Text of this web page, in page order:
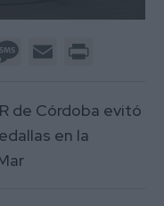
Message
Email
de Córdoba evitó
en la